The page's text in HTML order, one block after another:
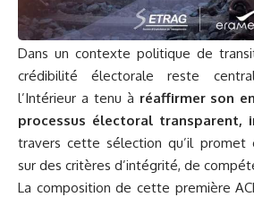
Dans un contexte politique de
crédibilité électorale reste
l’Intérieur a tenu à réaffirmer son
processus électoral transparent,
travers cette sélection qu’il promet
sur des critères d’intégrité, de
La composition de cette première